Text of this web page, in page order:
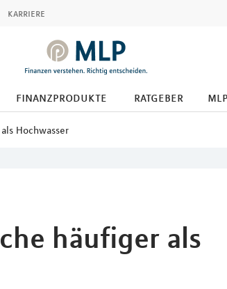
karriere
finanzprodukte ratgeber
Hochwasser
häufiger als